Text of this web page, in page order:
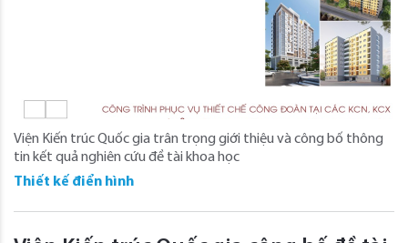
Viện Kiến trúc Quốc gia trân trọng giới thiệu và công bố thông
tin kết quả nghiên cứu đề tài khoa học
Thiết kế điển hình